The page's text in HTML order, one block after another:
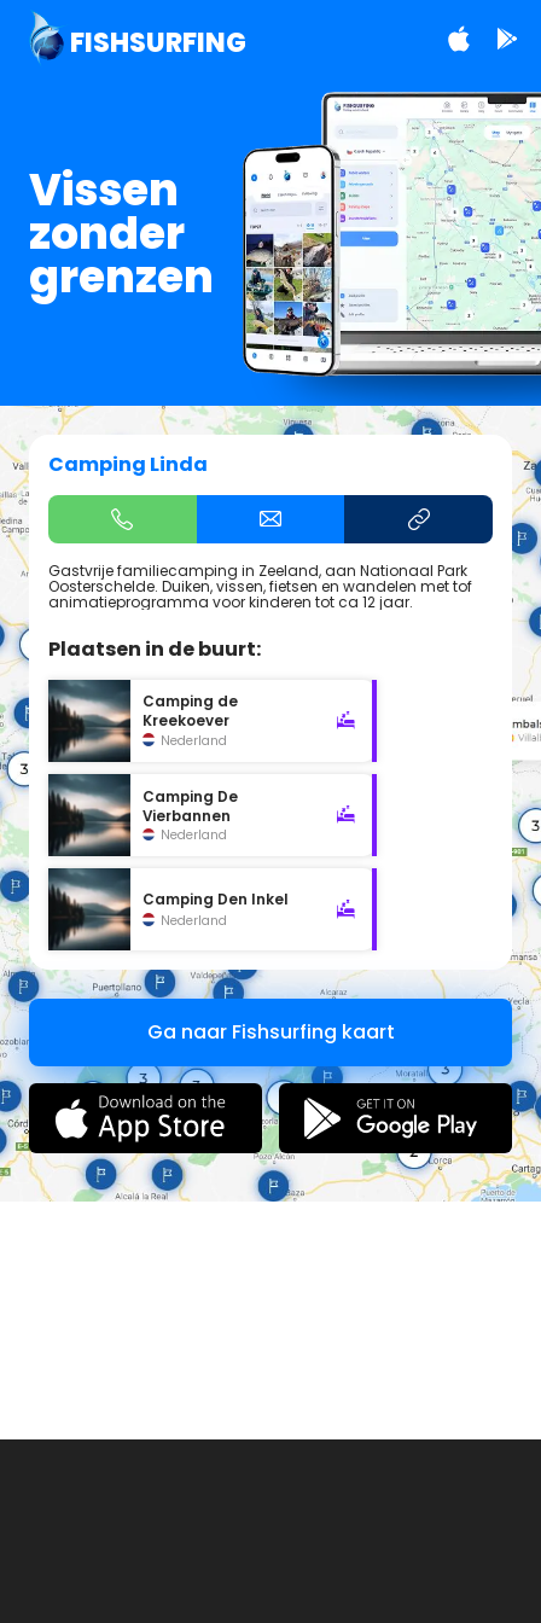
FISHSURFING
Vissen
zonder
grenzen
Camping Linda
Gastvrije familiecamping in Zeeland, aan Nationaal Park
Oosterschelde. Duiken, vissen, fietsen en wandelen met tof
animatieprogramma voor kinderen tot ca 12 jaar.
Plaatsen in de buurt:
Camping de
Kreekoever
Nederland
Camping De
Vierbannen
Nederland
Camping Den Inkel
Nederland
Ga naar Fishsurfing kaart